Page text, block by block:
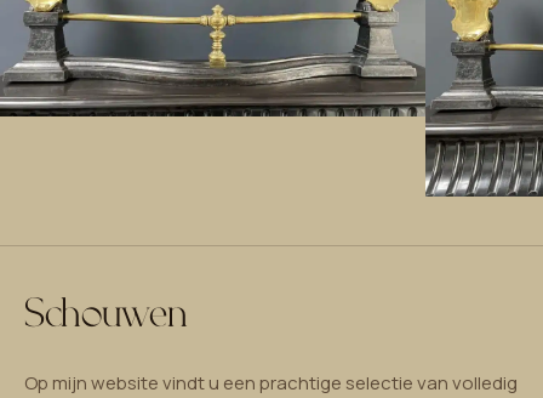
Schouwen
Op mijn website vindt u een prachtige selectie van volledig